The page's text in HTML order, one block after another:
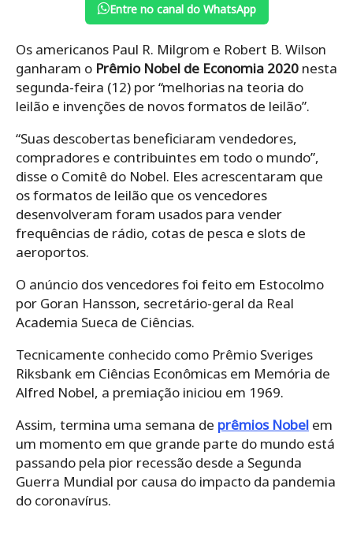
Entre no canal do WhatsApp
Os americanos Paul R. Milgrom e Robert B. Wilson
ganharam o Prêmio Nobel de Economia 2020 nesta
segunda-feira (12) por “melhorias na teoria do
leilão e invenções de novos formatos de leilão”.
“Suas descobertas beneficiaram vendedores,
compradores e contribuintes em todo o mundo”,
disse o Comitê do Nobel. Eles acrescentaram que
os formatos de leilão que os vencedores
desenvolveram foram usados ​​para vender
frequências de rádio, cotas de pesca e slots de
aeroportos.
O anúncio dos vencedores foi feito em Estocolmo
por Goran Hansson, secretário-geral da Real
Academia Sueca de Ciências.
Tecnicamente conhecido como Prêmio Sveriges
Riksbank em Ciências Econômicas em Memória de
Alfred Nobel, a premiação iniciou em 1969.
Assim, termina uma semana de prêmios Nobel em
um momento em que grande parte do mundo está
passando pela pior recessão desde a Segunda
Guerra Mundial por causa do impacto da pandemia
do coronavírus.